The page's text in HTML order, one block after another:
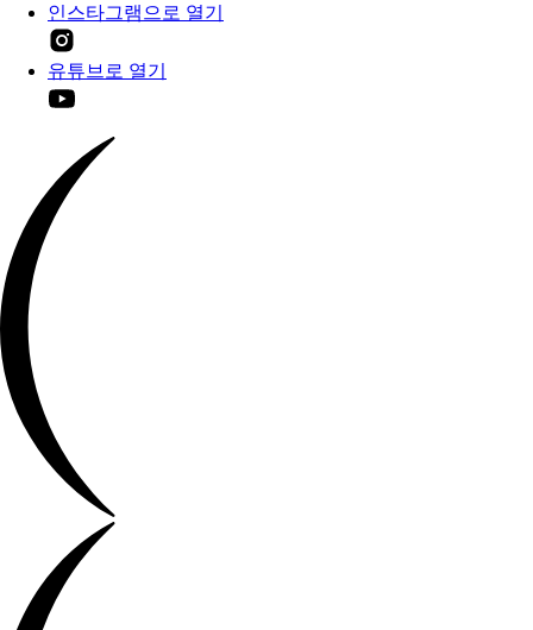
인스타그램으로 열기
유튜브로 열기